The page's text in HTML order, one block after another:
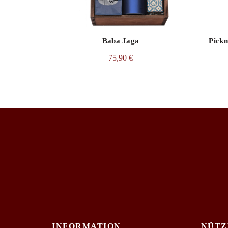
Baba Jaga
75,90 €
INFORMATION